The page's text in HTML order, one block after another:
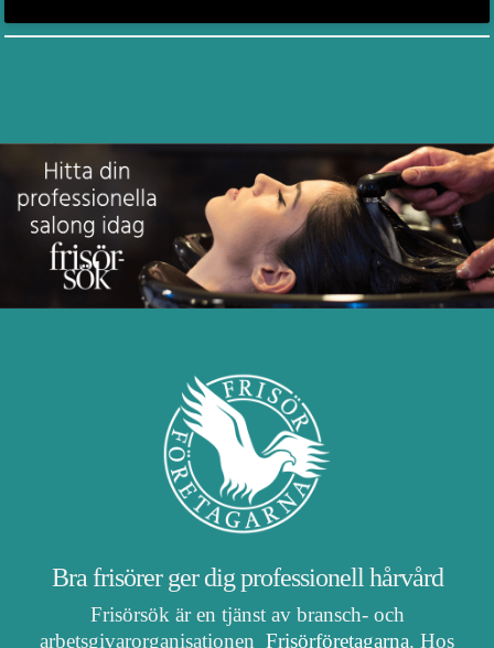
Bra frisörer ger dig professionell hårvård
Frisörsök är en tjänst av bransch- och
arbetsgivarorganisationen Frisörföretagarna. Hos